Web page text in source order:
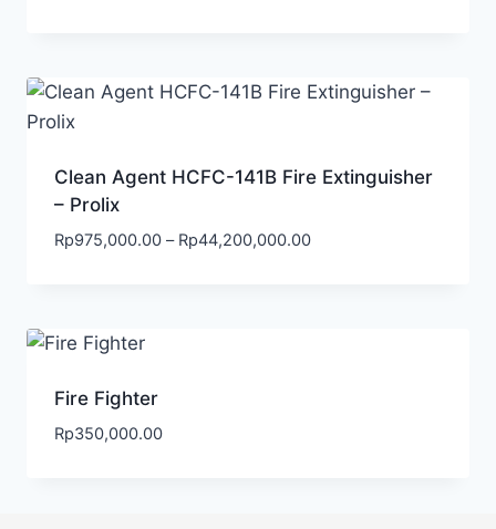
Clean Agent HCFC-141B Fire Extinguisher
– Prolix
Rp975,000.00 – Rp44,200,000.00
Fire Fighter
Rp350,000.00